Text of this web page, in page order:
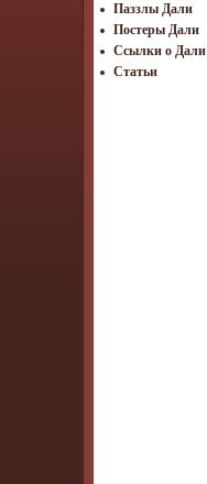
Паззлы Дали
Постеры Дали
Ссылки о Дали
Статьи